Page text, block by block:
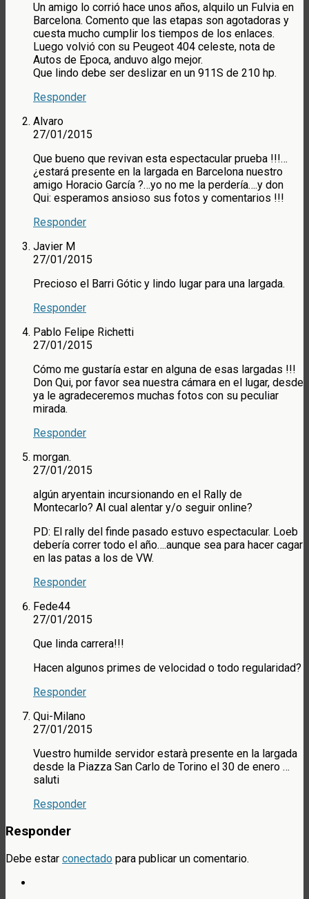
Un amigo lo corrió hace unos años, alquilo un Fulvia en
Barcelona. Comento que las etapas son agotadoras y
cuesta mucho cumplir los tiempos de los enlaces.
Luego volvió con su Peugeot 404 celeste, nota de
Autos de Epoca, anduvo algo mejor.
Que lindo debe ser deslizar en un 911S de 210 hp.
Responder
Alvaro
27/01/2015
Que bueno que revivan esta espectacular prueba !!!…
¿estará presente en la largada en Barcelona nuestro
amigo Horacio García ?…yo no me la perdería….y don
Qui: esperamos ansioso sus fotos y comentarios !!!
Responder
Javier M
27/01/2015
Precioso el Barri Gótic y lindo lugar para una largada.
Responder
Pablo Felipe Richetti
27/01/2015
Cómo me gustaría estar en alguna de esas largadas !!!
Don Qui, por favor sea nuestra cámara en el lugar, desde
ya le agradeceremos muchas fotos con su peculiar
mirada.
Responder
morgan.
27/01/2015
algún aryentain incursionando en el Rally de
Montecarlo? Al cual alentar y/o seguir online?
PD: El rally del finde pasado estuvo espectacular. Loeb
debería correr todo el año….aunque sea para hacer cagar
en las patas a los de VW.
Responder
Fede44
27/01/2015
Que linda carrera!!!
Hacen algunos primes de velocidad o todo regularidad?
Responder
Qui-Milano
27/01/2015
Vuestro humilde servidor estarà presente en la largada
desde la Piazza San Carlo de Torino el 30 de enero …
saluti
Responder
Responder
Debe estar conectado para publicar un comentario.